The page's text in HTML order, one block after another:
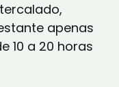
apenas
10 a 20 horas